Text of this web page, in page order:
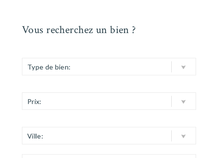
Vous recherchez un bien ?
Type de bien:
Prix:
Ville: